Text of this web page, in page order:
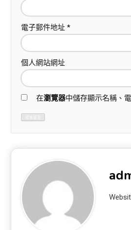
電子郵件地址 *
個人網站網址
在瀏覽器中儲存顯示名稱、